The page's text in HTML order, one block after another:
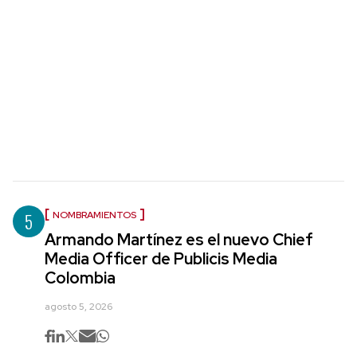
5 NOMBRAMIENTOS
Armando Martínez es el nuevo Chief
Media Officer de Publicis Media
Colombia
agosto 5, 2026